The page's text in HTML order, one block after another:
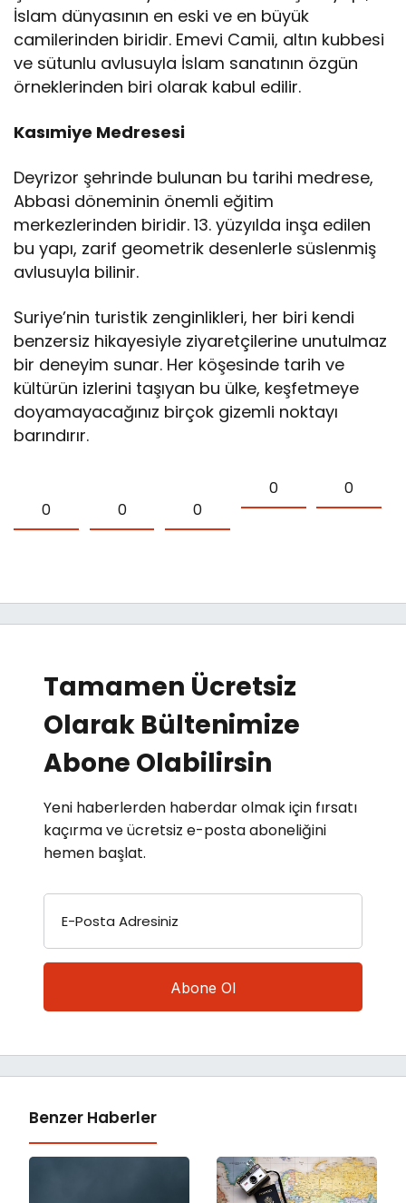
İslam dünyasının en eski ve en büyük
camilerinden biridir. Emevi Camii, altın kubbesi
ve sütunlu avlusuyla İslam sanatının özgün
örneklerinden biri olarak kabul edilir.
Kasımiye Medresesi
Deyrizor şehrinde bulunan bu tarihi medrese,
Abbasi döneminin önemli eğitim
merkezlerinden biridir. 13. yüzyılda inşa edilen
bu yapı, zarif geometrik desenlerle süslenmiş
avlusuyla bilinir.
Suriye’nin turistik zenginlikleri, her biri kendi
benzersiz hikayesiyle ziyaretçilerine unutulmaz
bir deneyim sunar. Her köşesinde tarih ve
kültürün izlerini taşıyan bu ülke, keşfetmeye
doyamayacağınız birçok gizemli noktayı
barındırır.
0 0 0
0 0
Tamamen Ücretsiz
Olarak Bültenimize
Abone Olabilirsin
Yeni haberlerden haberdar olmak için fırsatı
kaçırma ve ücretsiz e-posta aboneliğini
hemen başlat.
E-Posta Adresiniz
Benzer Haberler